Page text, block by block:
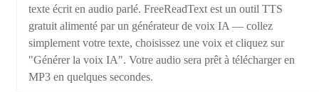
texte écrit en audio parlé. FreeReadText est un outil TTS
gratuit alimenté par un générateur de voix IA — collez
simplement votre texte, choisissez une voix et cliquez sur
"Générer la voix IA". Votre audio sera prêt à télécharger en
MP3 en quelques secondes.